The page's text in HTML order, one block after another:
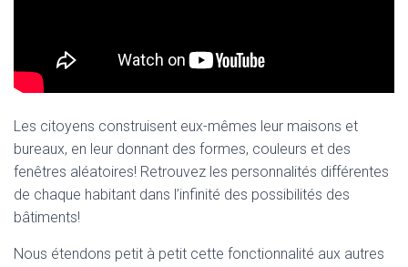
Les citoyens construisent eux-mêmes leur maisons et
bureaux, en leur donnant des formes, couleurs et des
fenêtres aléatoires! Retrouvez les personnalités différentes
de chaque habitant dans l’infinité des possibilités des
bâtiments!
Nous étendons petit à petit cette fonctionnalité aux autres